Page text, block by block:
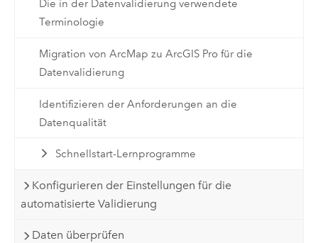
Die in der Datenvalidierung verwendete
Terminologie
Migration von ArcMap zu ArcGIS Pro für die
Datenvalidierung
Identifizieren der Anforderungen an die
Datenqualität
Schnellstart-Lernprogramme
Konfigurieren der Einstellungen für die
automatisierte Validierung
Daten überprüfen